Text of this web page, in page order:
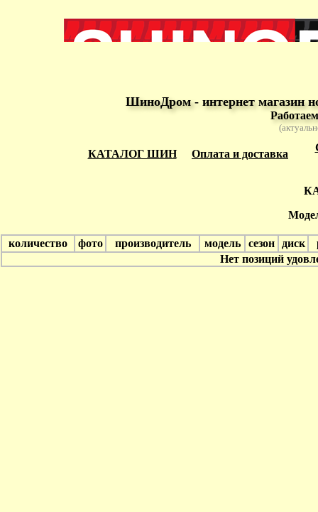
ШиноДром - интернет магазин
КАТАЛОГ ШИН Оплата и доставка
количество фото производитель модель сезон диск
Нет позиций